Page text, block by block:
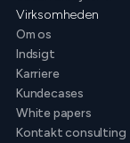
Virksomheden
Om os
Indsigt
Karriere
Kundecases
White papers
Kontakt consulting